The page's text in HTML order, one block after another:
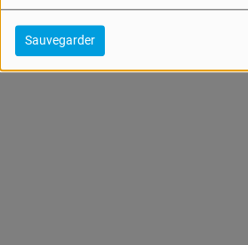
Sauvegarder